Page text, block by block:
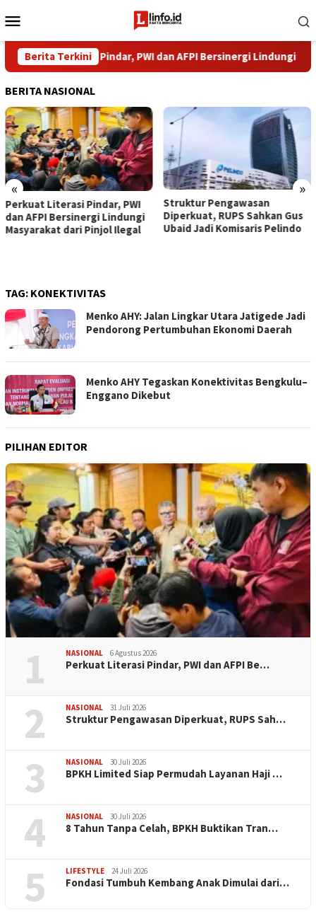
ke
Mobile
Berita Terkini
Literasi Pindar, PWI dan AFPI Bersinergi Lindungi
BERITA NASIONAL
« »
Perkuat Literasi Pindar, PWI
dan AFPI Bersinergi Lindungi
Masyarakat dari Pinjol Ilegal
​Struktur Pengawasan
Diperkuat, RUPS Sahkan Gus
Ubaid Jadi Komisaris Pelindo
TAG: KONEKTIVITAS
Menko AHY: Jalan Lingkar Utara Jatigede Jadi
Pendorong Pertumbuhan Ekonomi Daerah
Menko AHY Tegaskan Konektivitas Bengkulu–
Enggano Dikebut
PILIHAN EDITOR
1 NASIONAL 6 Agustus 2026
Perkuat Literasi Pindar, PWI dan AFPI Be…
2 NASIONAL 31 Juli 2026
​Struktur Pengawasan Diperkuat, RUPS Sah…
3 NASIONAL 30 Juli 2026
BPKH Limited Siap Permudah Layanan Haji …
4 NASIONAL 30 Juli 2026
​8 Tahun Tanpa Celah, BPKH Buktikan Tran…
5 LIFESTYLE 24 Juli 2026
Fondasi Tumbuh Kembang Anak Dimulai dari…